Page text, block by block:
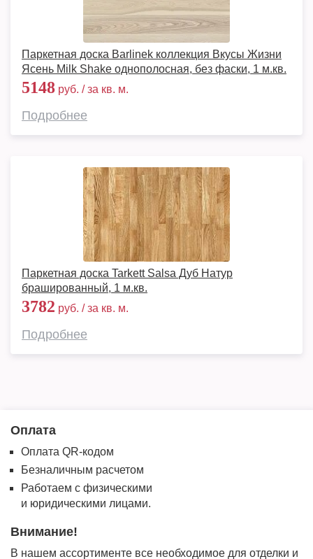
Паркетная доска Barlinek коллекция Вкусы Жизни
Ясень Milk Shake однополосная, без фаски, 1 м.кв.
5148 руб. / за кв. м.
Подробнее
Паркетная доска Tarkett Salsa Дуб Натур
брашированный, 1 м.кв.
3782 руб. / за кв. м.
Подробнее
Оплата
Оплата QR-кодом
Безналичным расчетом
Работаем с физическими
и юридическими лицами.
Внимание!
В нашем ассортименте все необходимое для отделки и